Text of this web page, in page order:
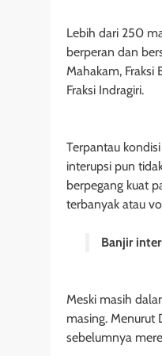
Lebih dari 250
berperan dan
Mahakam, Fraksi
Fraksi Indragiri.
Terpantau
interupsi pun
berpegang kuat
terbanyak atau
Banjir
Meski masih
masing. Menurut
sebelumnya